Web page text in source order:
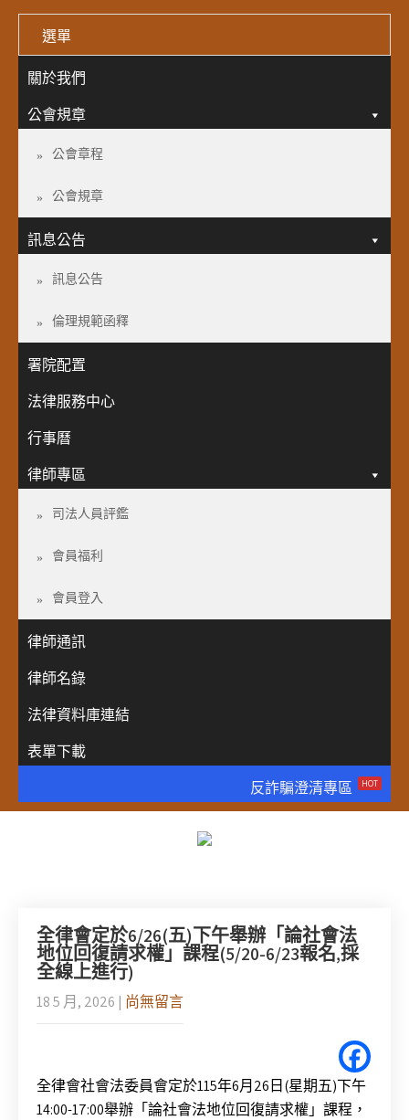
選單
關於我們
公會規章
公會章程
公會規章
訊息公告
訊息公告
倫理規範函釋
署院配置
法律服務中心
行事曆
律師專區
司法人員評鑑
會員福利
會員登入
律師通訊
律師名錄
法律資料庫連結
表單下載
反詐騙澄清專區
HOT
全律會定於6/26(五)下午舉辦「論社會法
地位回復請求權」課程(5/20-6/23報名,採
全線上進行)
18 5 月, 2026 | 尚無留言
全律會社會法委員會定於115年6月26日(星期五)下午
14:00-17:00舉辦「論社會法地位回復請求權」課程，